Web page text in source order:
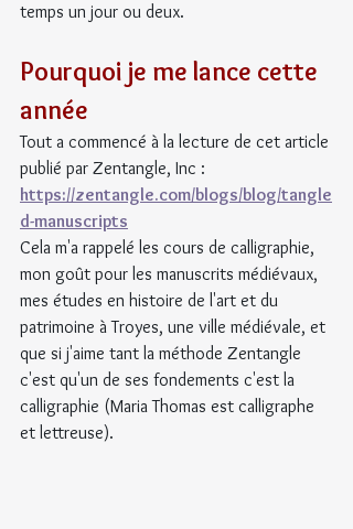
temps un jour ou deux.
Pourquoi je me lance cette
année
Tout a commencé à la lecture de cet article
publié par Zentangle, Inc :
https://zentangle.com/blogs/blog/tangle
d-manuscripts
Cela m'a rappelé les cours de calligraphie,
mon goût pour les manuscrits médiévaux,
mes études en histoire de l'art et du
patrimoine à Troyes, une ville médiévale, et
que si j'aime tant la méthode Zentangle
c'est qu'un de ses fondements c'est la
calligraphie (Maria Thomas est calligraphe
et lettreuse).